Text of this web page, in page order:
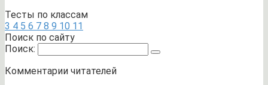
Тесты по классам
3 4 5 6 7 8 9 10 11
Поиск по сайту
Поиск:
Комментарии читателей